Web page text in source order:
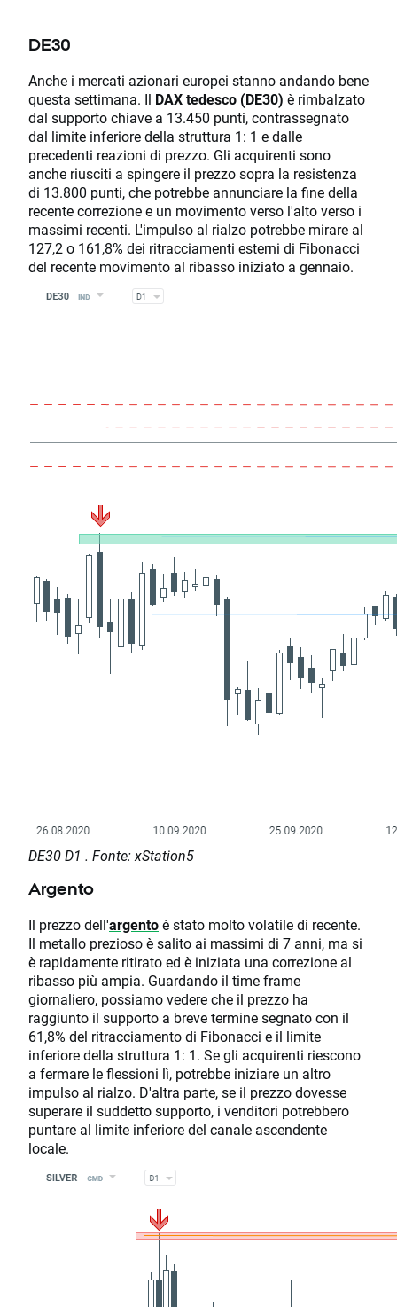
DE30
Anche i mercati azionari europei stanno andando bene
questa settimana. Il DAX tedesco (DE30) è rimbalzato
dal supporto chiave a 13.450 punti, contrassegnato
dal limite inferiore della struttura 1: 1 e dalle
precedenti reazioni di prezzo. Gli acquirenti sono
anche riusciti a spingere il prezzo sopra la resistenza
di 13.800 punti, che potrebbe annunciare la fine della
recente correzione e un movimento verso l'alto verso i
massimi recenti. L'impulso al rialzo potrebbe mirare al
127,2 o 161,8% dei ritracciamenti esterni di Fibonacci
del recente movimento al ribasso iniziato a gennaio.
DE30 D1 . Fonte: xStation5
Argento
Il prezzo dell'argentoè stato molto volatile di recente.
Il metallo prezioso è salito ai massimi di 7 anni, ma si
è rapidamente ritirato ed è iniziata una correzione al
ribasso più ampia. Guardando il time frame
giornaliero, possiamo vedere che il prezzo ha
raggiunto il supporto a breve termine segnato con il
61,8% del ritracciamento di Fibonacci e il limite
inferiore della struttura 1: 1. Se gli acquirenti riescono
a fermare le flessioni lì, potrebbe iniziare un altro
impulso al rialzo. D'altra parte, se il prezzo dovesse
superare il suddetto supporto, i venditori potrebbero
puntare al limite inferiore del canale ascendente
locale.